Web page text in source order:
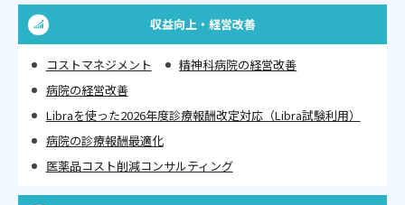
収益向上・経営改善
コストマネジメント
精神科病院の経営改善
病院の経営改善
Libraを使った2026年度診療報酬改定対応（Libra試験利用）
病院の診療報酬最適化
医薬品コスト削減コンサルティング